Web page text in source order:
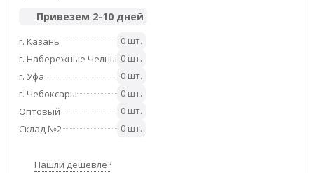
Привезем 2-10 дней
г. Казань
0 шт.
г. Набережные Челны 0 шт.
г. Уфа
0 шт.
г. Чебоксары
0 шт.
Оптовый
0 шт.
Склад №2
0 шт.
Нашли дешевле?